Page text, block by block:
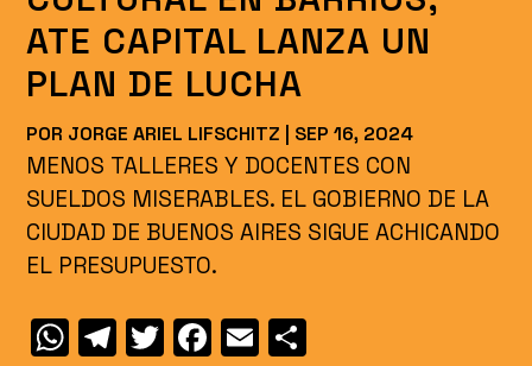
ATE CAPITAL LANZA UN
PLAN DE LUCHA
POR JORGE ARIEL LIFSCHITZ SEP 16, 2024
MENOS TALLERES Y DOCENTES CON
SUELDOS MISERABLES. EL GOBIERNO DE LA
CIUDAD DE BUENOS AIRES SIGUE ACHICANDO
EL PRESUPUESTO.
W T
T
F
E